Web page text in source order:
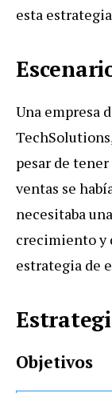
esta
Una empresa
pesar de
ventas se
necesitaba
crecimiento y
estrategia de
Objetivos